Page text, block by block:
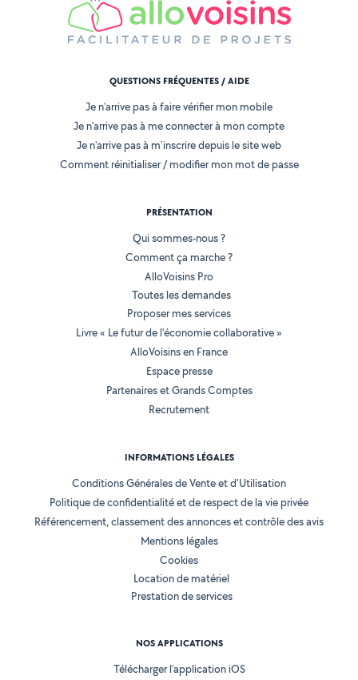
QUESTIONS FRÉQUENTES / AIDE
Je n'arrive pas à faire vérifier mon mobile
Je n'arrive pas à me connecter à mon compte
Je n'arrive pas à m'inscrire depuis le site web
Comment réinitialiser / modifier mon mot de passe
PRÉSENTATION
Qui sommes-nous ?
Comment ça marche ?
AlloVoisins Pro
Toutes les demandes
Proposer mes services
Livre « Le futur de l'économie collaborative »
AlloVoisins en France
Espace presse
Partenaires et Grands Comptes
Recrutement
INFORMATIONS LÉGALES
Conditions Générales de Vente et d'Utilisation
Politique de confidentialité et de respect de la vie privée
Référencement, classement des annonces et contrôle des avis
Mentions légales
Cookies
Location de matériel
Prestation de services
NOS APPLICATIONS
Télécharger l’application iOS